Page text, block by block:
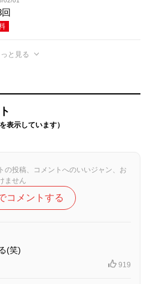
回
っと見る
表示しています）
の投稿、コメントへのいいジャン、お
ません
コメントする
(笑)
919